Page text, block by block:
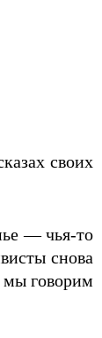
своих
— чья-то
снова
мы говорим